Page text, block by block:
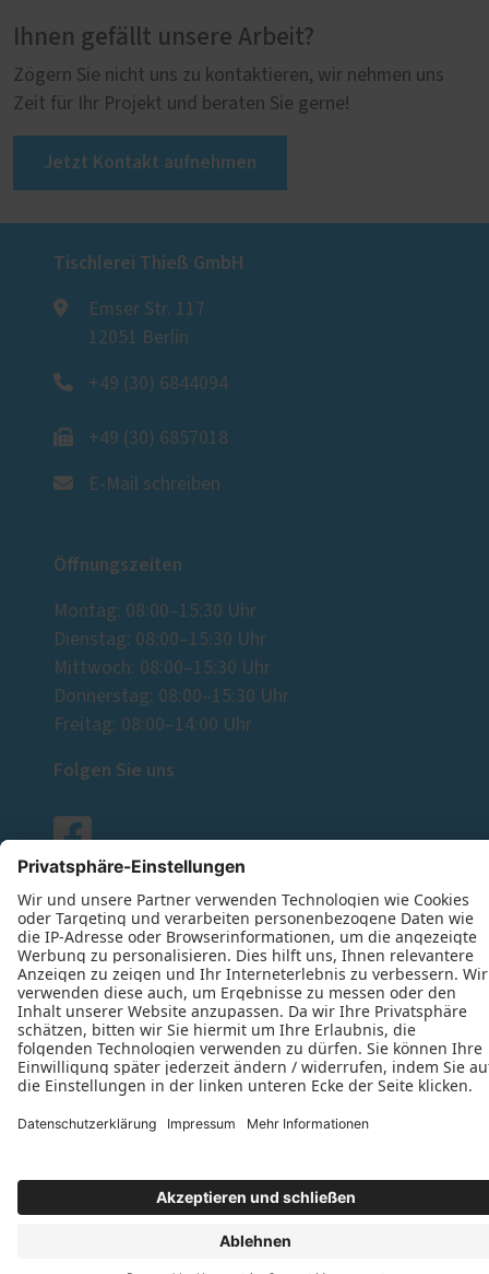
Ihnen gefällt unsere Arbeit?
Zögern Sie nicht uns zu kontaktieren, wir nehmen uns
Zeit für Ihr Projekt und beraten Sie gerne!
Jetzt Kontakt aufnehmen
Tischlerei Thieß GmbH
Emser Str. 117
12051 Berlin
+49 (30) 6844094
+49 (30) 6857018
E-Mail schreiben
Öffnungszeiten
Montag: 08:00–15:30 Uhr
Dienstag: 08:00–15:30 Uhr
Mittwoch: 08:00–15:30 Uhr
Donnerstag: 08:00–15:30 Uhr
Freitag: 08:00–14:00 Uhr
Folgen Sie uns
Datenschutz Impressum
Kontakt
Tischlerei Thieß GmbH © 2026